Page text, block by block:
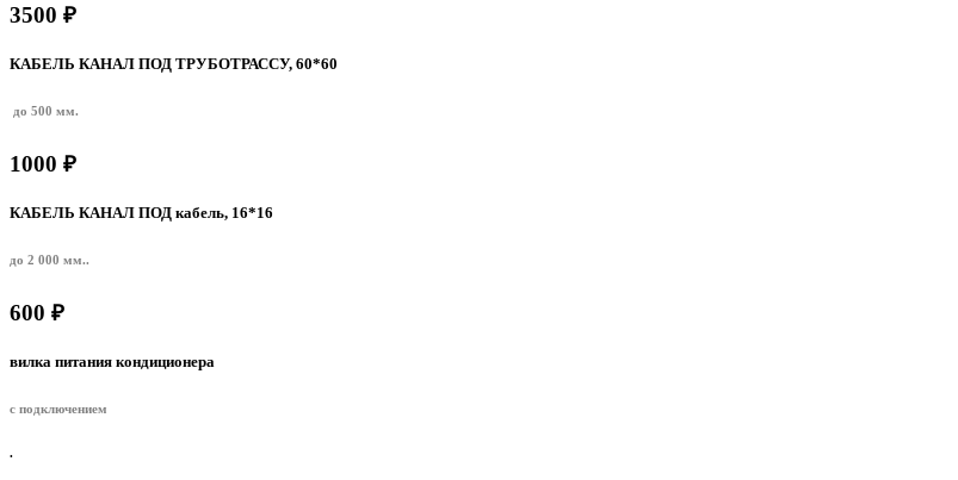
3500 ₽
КАБЕЛЬ КАНАЛ ПОД ТРУБОТРАССУ, 60*60
до 500 мм.
1000 ₽
КАБЕЛЬ КАНАЛ ПОД кабель, 16*16
до 2 000 мм..
600 ₽
вилка питания кондиционера
с подключением
.